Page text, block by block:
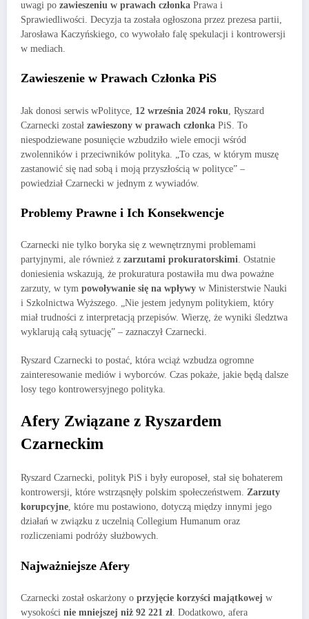
uwagi po zawieszeniu w prawach członka Prawa i
Sprawiedliwości. Decyzja ta została ogłoszona przez prezesa partii,
Jarosława Kaczyńskiego, co wywołało falę spekulacji i kontrowersji
w mediach.
Zawieszenie w Prawach Członka PiS
Jak donosi serwis wPolityce, 12 września 2024 roku , Ryszard
Czarnecki został zawieszony w prawach członka PiS. To
niespodziewane posunięcie wzbudziło wiele emocji wśród
zwolenników i przeciwników polityka. „To czas, w którym muszę
zastanowić się nad sobą i moją przyszłością w polityce” –
powiedział Czarnecki w jednym z wywiadów.
Problemy Prawne i Ich Konsekwencje
Czarnecki nie tylko boryka się z wewnętrznymi problemami
partyjnymi, ale również z zarzutami prokuratorskimi. Ostatnie
doniesienia wskazują, że prokuratura postawiła mu dwa poważne
zarzuty, w tym powoływanie się na wpływy w Ministerstwie Nauki
i Szkolnictwa Wyższego. „Nie jestem jedynym politykiem, który
miał trudności z interpretacją przepisów. Wierzę, że wyniki śledztwa
wyklarują całą sytuację” – zaznaczył Czarnecki.
Ryszard Czarnecki to postać, która wciąż wzbudza ogromne
zainteresowanie mediów i wyborców. Czas pokaże, jakie będą dalsze
losy tego kontrowersyjnego polityka.
Afery Związane z Ryszardem
Czarneckim
Ryszard Czarnecki, polityk PiS i były europoseł, stał się bohaterem
kontrowersji, które wstrząsnęły polskim społeczeństwem. Zarzuty
korupcyjne, które mu postawiono, dotyczą między innymi jego
działań w związku z uczelnią Collegium Humanum oraz
rozliczeniami podróży służbowych.
Najważniejsze Afery
Czarnecki został oskarżony o przyjęcie korzyści majątkowej w
wysokości nie mniejszej niż 92 221 zł. Dodatkowo, afera